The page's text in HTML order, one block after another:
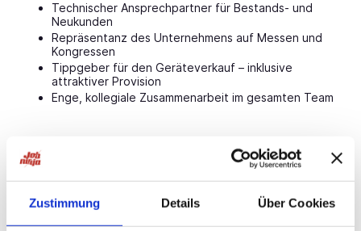
Zustimmung Details Über Cookies
Technischer Ansprechpartner für Bestands- und
Neukunden
Repräsentanz des Unternehmens auf Messen und
Kongressen
Tippgeber für den Geräteverkauf – inklusive
attraktiver Provision
Enge, kollegiale Zusammenarbeit im gesamten Team
Das bringen Sie mit
Augenoptikermeister oder Servicetechniker mit